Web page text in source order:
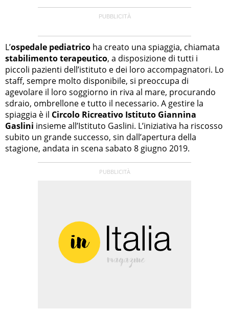
L’ospedale pediatrico ha creato una spiaggia, chiamata
stabilimento terapeutico, a disposizione di tutti i
piccoli pazienti dell’istituto e dei loro accompagnatori. Lo
staff, sempre molto disponibile, si preoccupa di
agevolare il loro soggiorno in riva al mare, procurando
sdraio, ombrellone e tutto il necessario. A gestire la
spiaggia è il Circolo Ricreativo Istituto Giannina
Gaslini insieme all’Istituto Gaslini. L’iniziativa ha riscosso
subito un grande successo, sin dall’apertura della
stagione, andata in scena sabato 8 giugno 2019.